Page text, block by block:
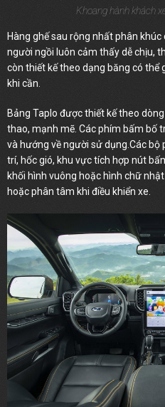
Khoang hành khách
Hàng ghế sau rộng nhất phân
người ngồi luôn cảm thấy dễ chịu,
còn thiết kế theo dạng băng có thể
khi cần.
Bảng Taplo được thiết kế theo
thao, mạnh mẽ. Các phím bấm bố
và hướng về người sử dụng.Các
trí, hốc gió, khu vực tích hợp nút
khối hình vuông hoặc hình chữ
hoặc phân tâm khi điều khiển xe.